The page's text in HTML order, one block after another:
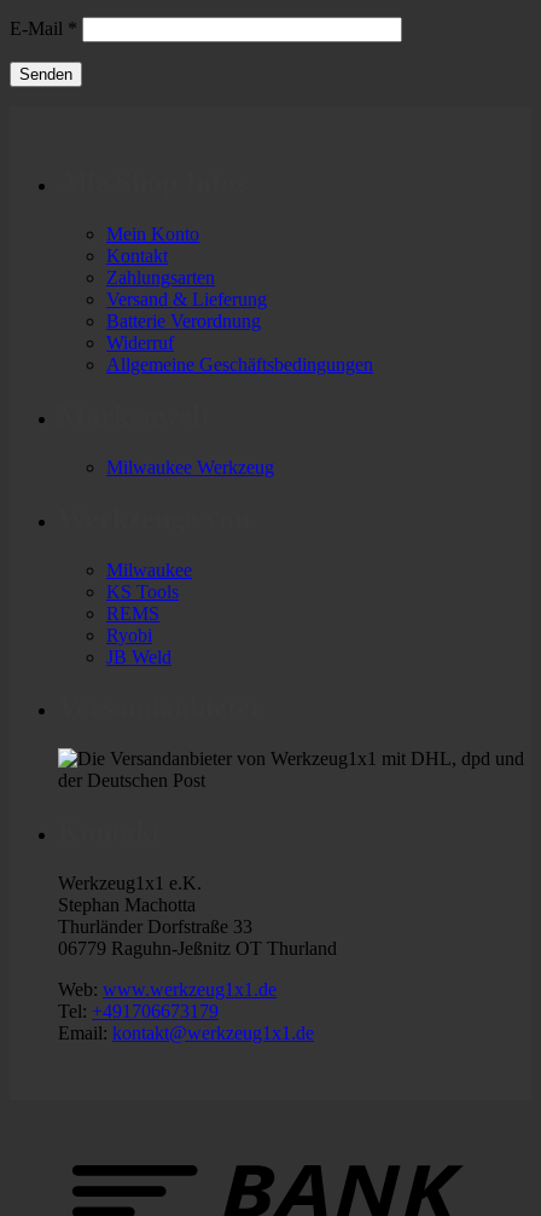
E-Mail *
Mein Konto
Kontakt
Zahlungsarten
Versand & Lieferung
Batterie Verordnung
Widerruf
Allgemeine Geschäftsbedingungen
Milwaukee Werkzeug
Milwaukee
KS Tools
REMS
Ryobi
JB Weld
Werkzeug1x1 e.K.
Stephan Machotta
Thurländer Dorfstraße 33
06779 Raguhn-Jeßnitz OT Thurland
Web: www.werkzeug1x1.de
Tel: +491706673179
Email: kontakt@werkzeug1x1.de